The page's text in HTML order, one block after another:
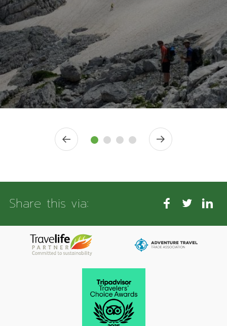
Share this via: